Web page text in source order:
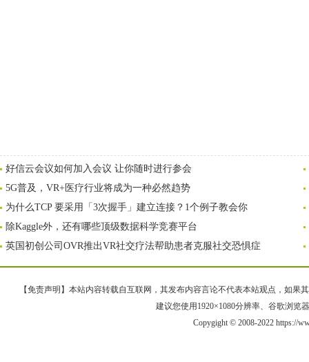
好信云会议如何加入会议 让你随时进行参会
5G普及，VR+医疗行业将成为一种必然趋势
为什么TCP 要采用「3次握手」建立连接？1个例子教会你
除Kaggle外，还有哪些顶级数据科学竞赛平台
英国初创公司OVR推出VR社交疗法帮助患者克服社交恐惧症
【免责声明】本站内容转载自互联网，其发布内容言论不代表本站观点，如果
建议您使用1920×1080分辨率、谷歌浏览
Copygight © 2008-2022 https://